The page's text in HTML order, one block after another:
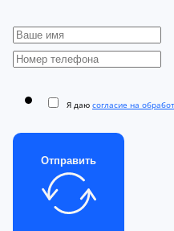
Я даю согласие на
Отправить